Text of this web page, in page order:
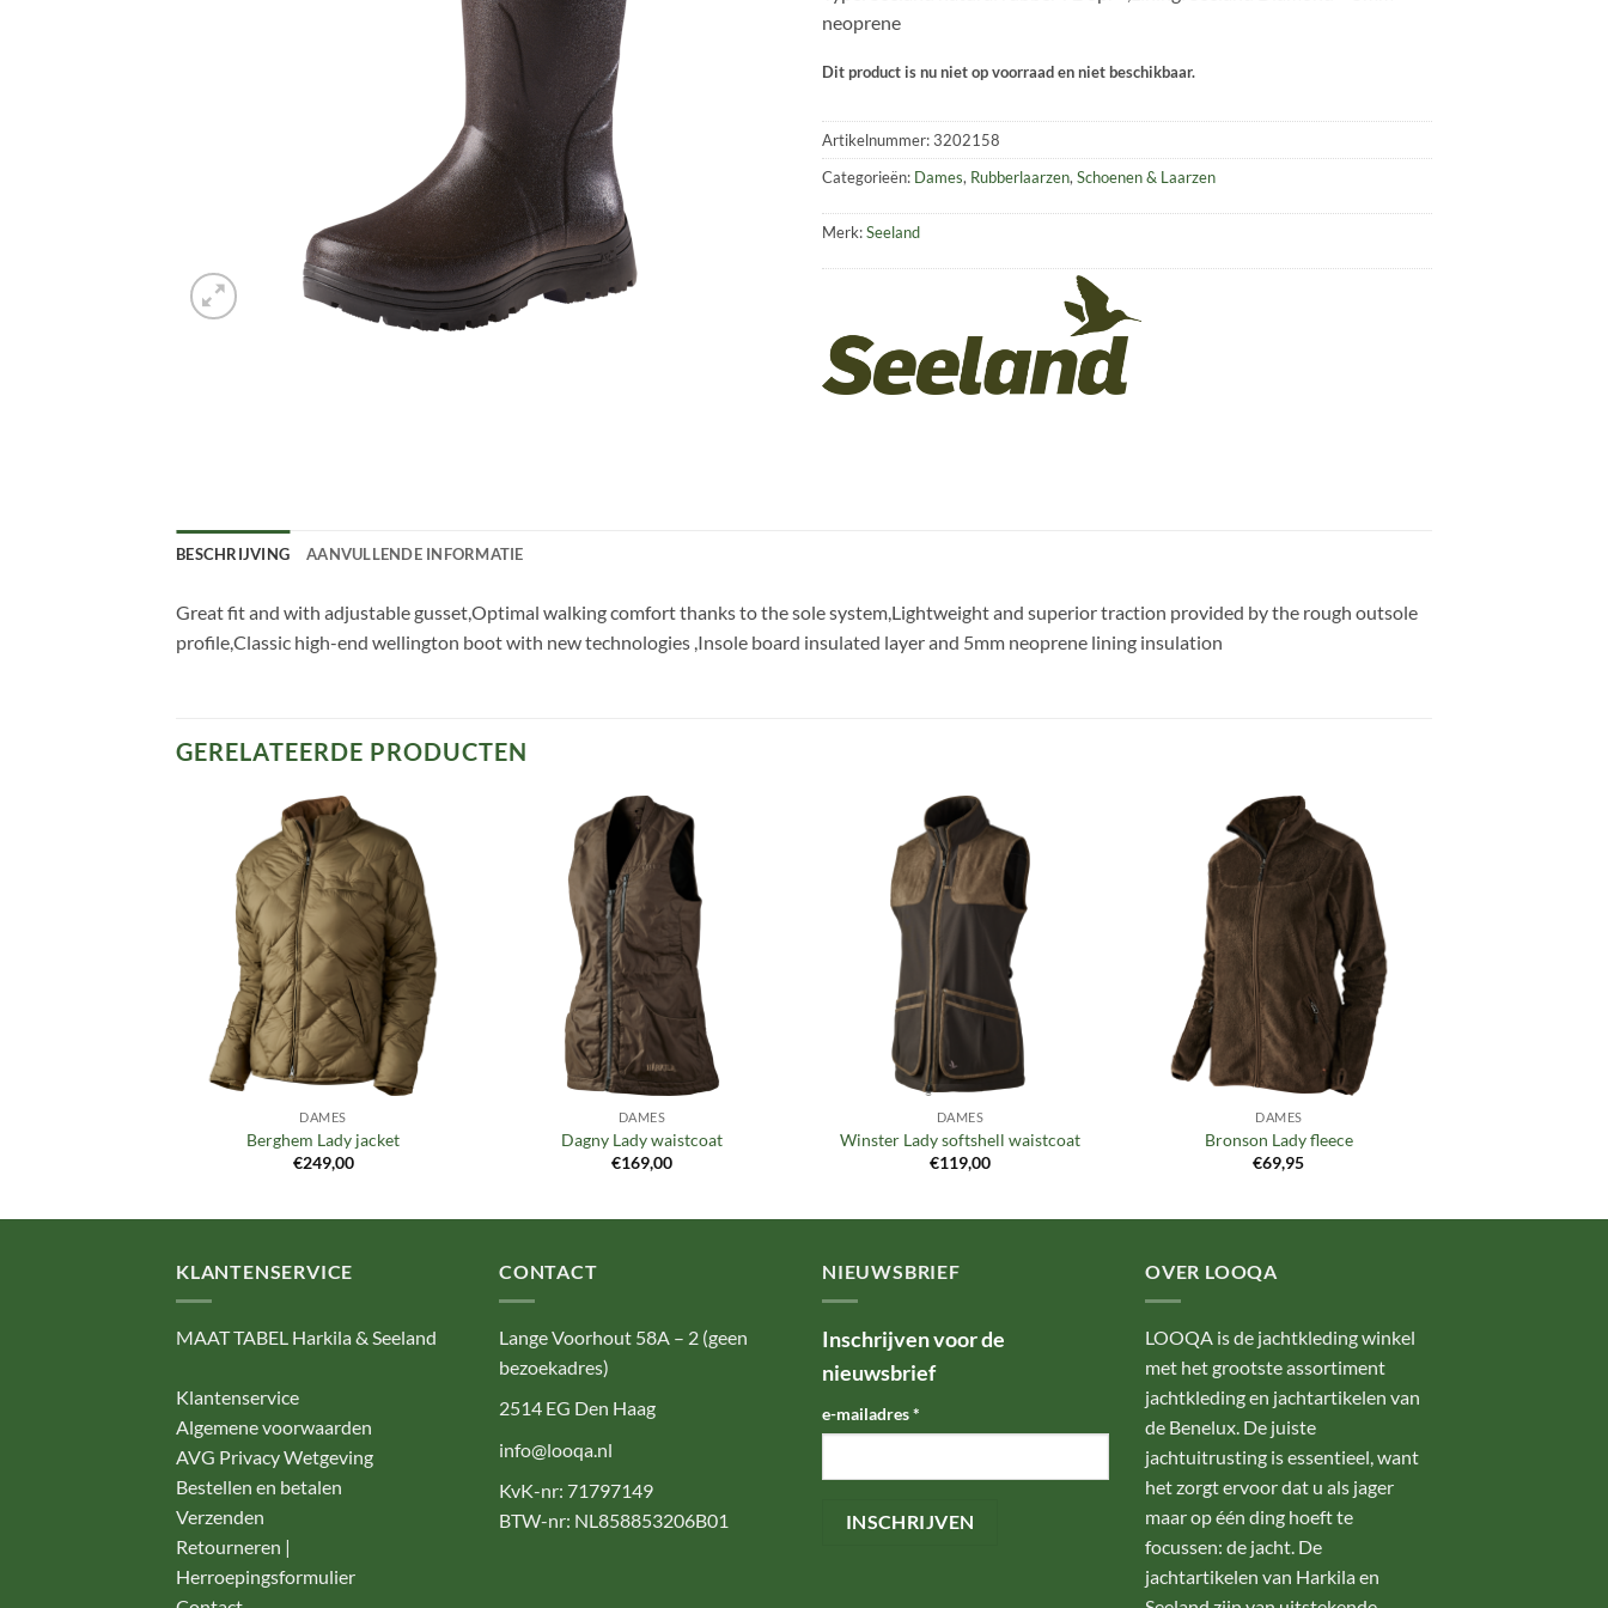
neoprene
Dit product is nu niet op voorraad en niet beschikbaar.
Artikelnummer:3202158
Categorieën: Dames, Rubberlaarzen, Schoenen & Laarzen
Merk:Seeland
BESCHRIJVING AANVULLENDE INFORMATIE
Great fit and with adjustable gusset,Optimal walking comfort thanks to the sole system,Lightweight and superior traction provided by the rough outsole
profile,Classic high-end wellington boot with new technologies ,Insole board insulated layer and 5mm neoprene lining insulation
GERELATEERDE PRODUCTEN
Toevoegen
aan
verlanglijst
DAMES
Berghem Lady jacket
€249,00
DAMES
Dagny Lady waistcoat
€169,00
verlanglijst
DAMES
Winster Lady softshell waistcoat
€119,00
Toevoegen
aan
verlanglijst
DAMES
Bronson Lady fleece
€69,95
KLANTENSERVICE
MAAT TABEL Harkila & Seeland
Klantenservice
Algemene voorwaarden
AVG Privacy Wetgeving
Bestellen en betalen
Verzenden
Retourneren |
Herroepingsformulier
CONTACT
Lange Voorhout 58A – 2 (geen
bezoekadres)
2514 EG Den Haag
info@looqa.nl
KvK-nr: 71797149
BTW-nr: NL858853206B01
NIEUWSBRIEF
Inschrijven voor de
nieuwsbrief
e-mailadres*
OVER LOOQA
LOOQA is de jachtkleding winkel
met het grootste assortiment
jachtkleding en jachtartikelen van
de Benelux. De juiste
jachtuitrusting is essentieel, want
het zorgt ervoor dat u als jager
maar op één ding hoeft te
focussen: de jacht. De
jachtartikelen van Harkila en